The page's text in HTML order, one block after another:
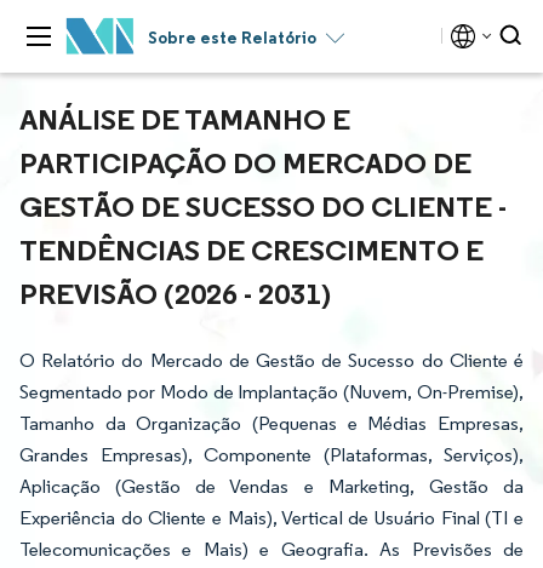
Sobre este Relatório
ANÁLISE DE TAMANHO E
PARTICIPAÇÃO DO MERCADO DE
GESTÃO DE SUCESSO DO CLIENTE -
TENDÊNCIAS DE CRESCIMENTO E
PREVISÃO (2026 - 2031)
O Relatório do Mercado de Gestão de Sucesso do Cliente é
Segmentado por Modo de Implantação (Nuvem, On-Premise),
Tamanho da Organização (Pequenas e Médias Empresas,
Grandes Empresas), Componente (Plataformas, Serviços),
Aplicação (Gestão de Vendas e Marketing, Gestão da
Experiência do Cliente e Mais), Vertical de Usuário Final (TI e
Telecomunicações e Mais) e Geografia. As Previsões de